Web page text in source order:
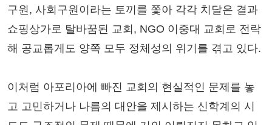
구원, 사회구원이라는 토끼를 쫓아 각각 치달은 결과
쇼핑상가로 탈바꿈된 교회, NGO 이중대 교회로 전락
해 공교롭게도 양쪽 모두 정체성의 위기를 겪고 있다.
이처럼 아포리아에 빠진 교회의 현실적인 문제를 놓
고 고민하거나 나름의 대안을 제시하는 신학계의 시